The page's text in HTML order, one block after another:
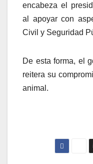
encabeza el
al apoyar con
Civil y Seguridad
De esta forma, el
reitera su
animal.